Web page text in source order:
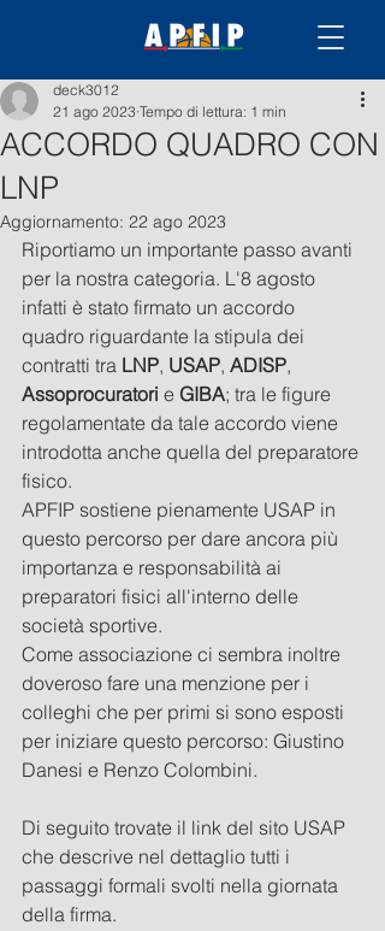
ACCORDO QUADRO CON
LNP
deck3012
21 ago 2023 Tempo di lettura: 1 min
Aggiornamento: 22 ago 2023
Riportiamo un importante passo avanti
per la nostra categoria. L'8 agosto
infatti è stato firmato un accordo
quadro riguardante la stipula dei
contratti tra LNP, USAP, ADISP,
Assoprocuratori e GIBA; tra le figure
regolamentate da tale accordo viene
introdotta anche quella del preparatore
fisico.
APFIP sostiene pienamente USAP in
questo percorso per dare ancora più
importanza e responsabilità ai
preparatori fisici all'interno delle
società sportive.
Come associazione ci sembra inoltre
doveroso fare una menzione per i
colleghi che per primi si sono esposti
per iniziare questo percorso: Giustino
Danesi e Renzo Colombini.
Di seguito trovate il link del sito USAP
che descrive nel dettaglio tutti i
passaggi formali svolti nella giornata
della firma.